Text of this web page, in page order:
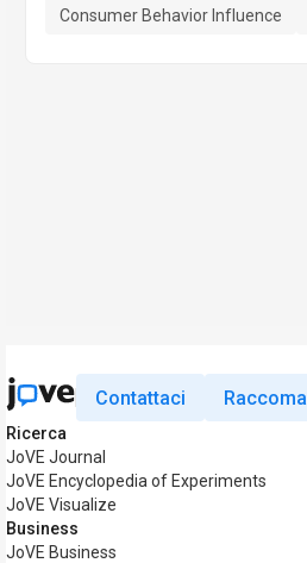
Consumer Behavior Influence
Contattaci
Ricerca
JoVE Journal
JoVE Encyclopedia of Experiments
JoVE Visualize
Business
JoVE Business